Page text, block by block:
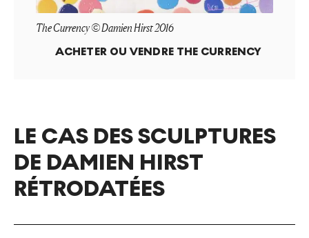
The Currency © Damien Hirst 2016
ACHETER OU VENDRE THE CURRENCY
LE CAS DES SCULPTURES
DE DAMIEN HIRST
RÉTRODATÉES